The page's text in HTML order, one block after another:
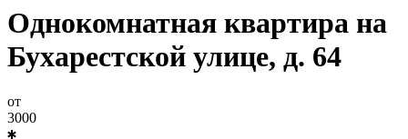
Однокомнатная квартира на
Бухарестской улице, д. 64
от
3000